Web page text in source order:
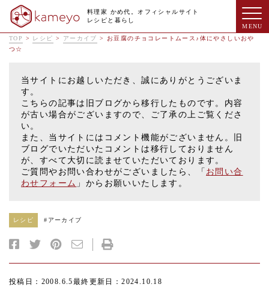
料理家 かめ代。オフィシャルサイト
レシピと暮らし
TOP > レシピ > アーカイブ > お豆腐のチョコレートムース♪体にやさしいおや
つ☆
当サイトにお越しいただき、誠にありがとうございま
す。
こちらの記事は旧ブログから移行したものです。内容
が古い場合がございますので、ご了承の上ご覧くださ
い。
また、当サイトにはコメント機能がございません。旧
ブログでいただいたコメントは移行しておりません
が、すべて大切に読ませていただいております。
ご質問やお問い合わせがございましたら、「 お問い合
わせフォーム 」からお願いいたします。
レシピ # アーカイブ
投稿日：2008.6.5最終更新日：2024.10.18